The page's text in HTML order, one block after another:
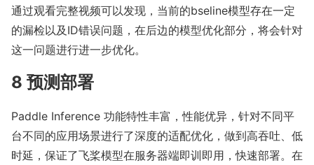
通过观看完整视频可以发现，当前的bseline模型存在一定
的漏检以及ID错误问题，在后边的模型优化部分，将会针对
这一问题进行进一步优化。
8 预测部署
Paddle Inference 功能特性丰富，性能优异，针对不同平
台不同的应用场景进行了深度的适配优化，做到高吞吐、低
时延，保证了飞桨模型在服务器端即训即用，快速部署。在